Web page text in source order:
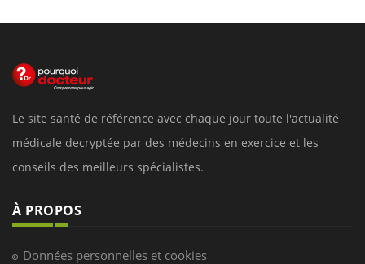
Le site santé de référence avec chaque jour toute l'actualité
médicale decryptée par des médecins en exercice et les
conseils des meilleurs spécialistes.
À PROPOS
Données personnelles et cookies